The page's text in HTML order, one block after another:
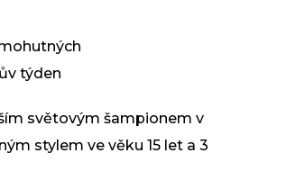
týden
světovým šampionem v
stylem ve věku 15 let a 3